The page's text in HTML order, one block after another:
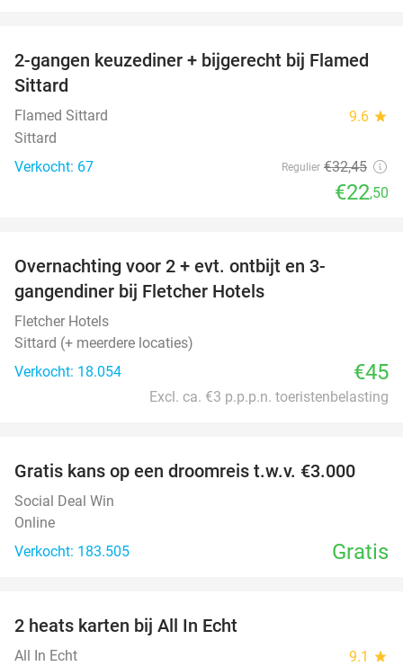
31%
2-gangen keuzediner + bijgerecht bij Flamed
Sittard
Flamed Sittard 9.6 star
Sittard
Verkocht: 67
Regulier €32,45
€22,50
Overnachting voor 2 + evt. ontbijt en 3-
gangendiner bij Fletcher Hotels
Fletcher Hotels
Sittard (+ meerdere locaties)
Verkocht: 18.054
€45
Excl. ca. €3 p.p.p.n. toeristenbelasting
Gratis kans op een droomreis t.w.v. €3.000
Social Deal Win
Online
Verkocht: 183.505
Gratis
2 heats karten bij All In Echt
All In Echt 9.1 star